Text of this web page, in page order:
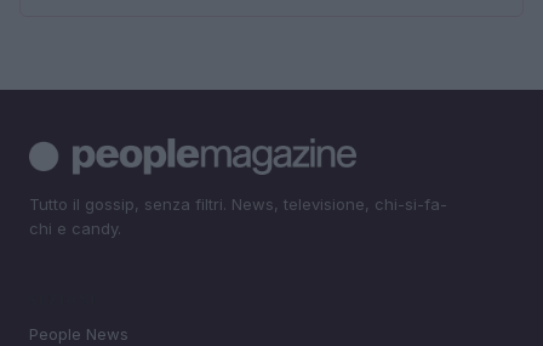
Tutto il gossip, senza filtri. News, televisione, chi-si-fa-
chi e candy.
People News